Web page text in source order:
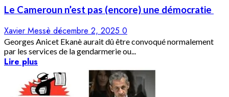
Le Cameroun n’est pas (encore) une démocratie
Xavier Messè décembre 2, 2025 0
Georges Anicet Ekanè aurait dû être convoqué normalement
par les services de la gendarmerie ou...
Lire plus